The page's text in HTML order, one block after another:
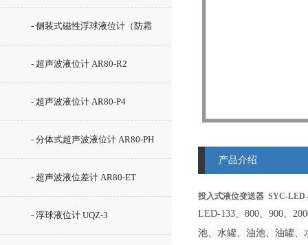
- 侧装式磁性浮球液位计（防霜
型）SYC-UHZ-15/C5
- 超声波液位计 AR80-R2
- 超声波液位计 AR80-P4
- 分体式超声波液位计 AR80-PH
- 超声波液位差计 AR80-ET
- 浮球液位计 UQZ-3
产品介绍
投入式液位变送器 SYC-
LED-133、800、900、
池、水罐、油池、油罐、